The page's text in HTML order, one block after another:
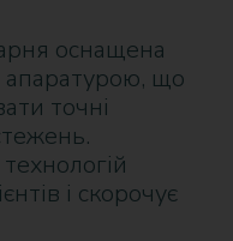
оснащена
апаратурою, що
точні
і скорочує